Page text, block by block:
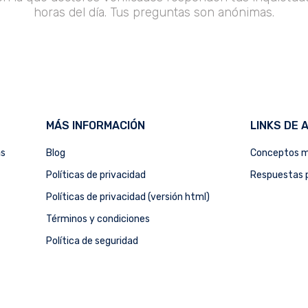
horas del día. Tus preguntas son anónimas.
MÁS INFORMACIÓN
Blog
Políticas de privacidad
Políticas de privacidad (versión html)
Términos y condiciones
Política de seguridad
LINKS DE
Conceptos
Respuestas